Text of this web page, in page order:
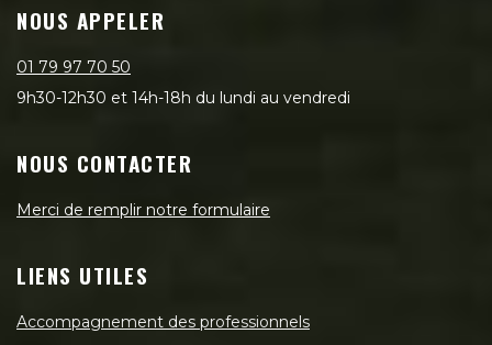
NOUS APPELER
01 79 97 70 50
9h30-12h30 et 14h-18h du lundi au vendredi
NOUS CONTACTER
Merci de remplir notre formulaire
LIENS UTILES
Accompagnement des professionnels